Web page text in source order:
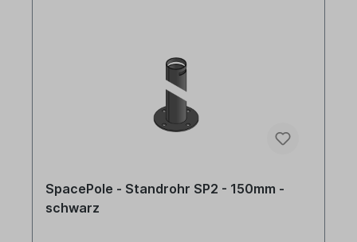
SpacePole - Standrohr SP2 - 150mm -
schwarz